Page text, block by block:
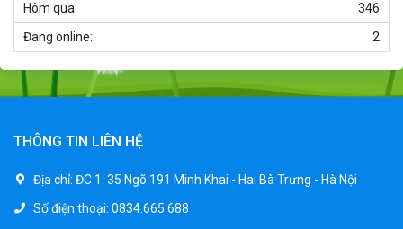
Xe máy điện trẻ em BJQ-M03
1.650.000 ₫
Xe ô tô điện trẻ em BPD-702
1.950.000 ₫
346
Hôm qua:
2
Đang online:
THÔNG TIN LIÊN HỆ
Địa chỉ: ĐC 1: 35 Ngõ 191 Minh Khai - Hai Bà Trưng - Hà Nội
Số điện thoại: 0834.665.688